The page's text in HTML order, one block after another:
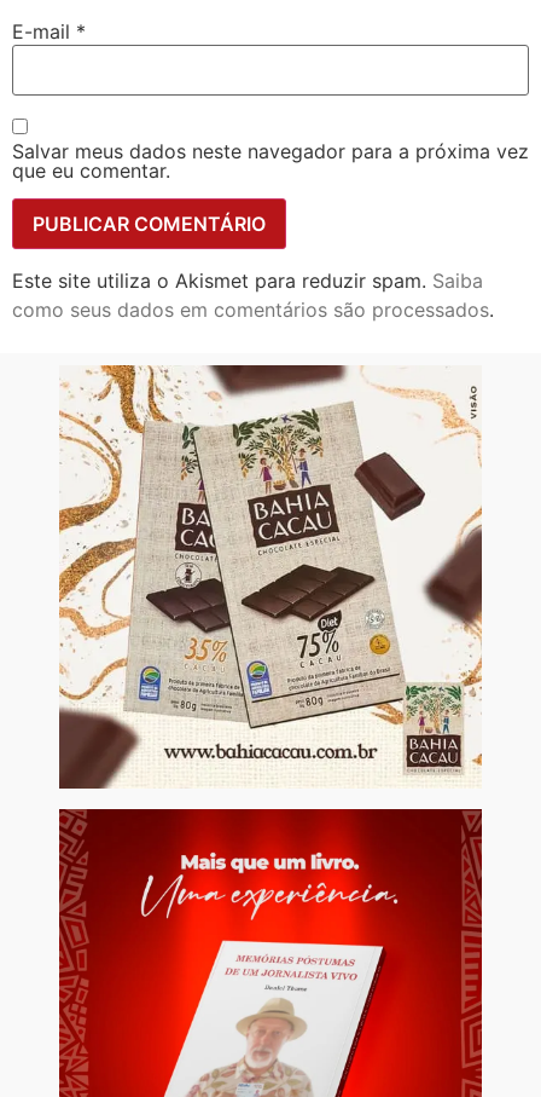
E-mail *
Salvar meus dados neste navegador para a próxima vez
que eu comentar.
Este site utiliza o Akismet para reduzir spam. Saiba
como seus dados em comentários são processados.